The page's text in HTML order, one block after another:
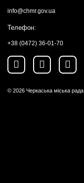
info@chmr.gov.ua
Телефон:
+38 (0472) 36-01-70
© 2026 Черкаська міська рада